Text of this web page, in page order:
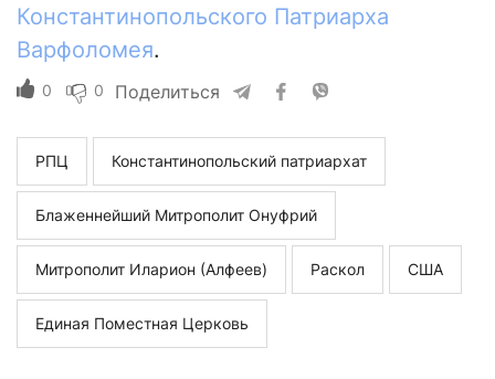
Константинопольского Патриарха
Варфоломея.
0 0 Поделиться
РПЦ Константинопольский патриархат
Блаженнейший Митрополит Онуфрий
Митрополит Иларион (Алфеев) Раскол США
Единая Поместная Церковь